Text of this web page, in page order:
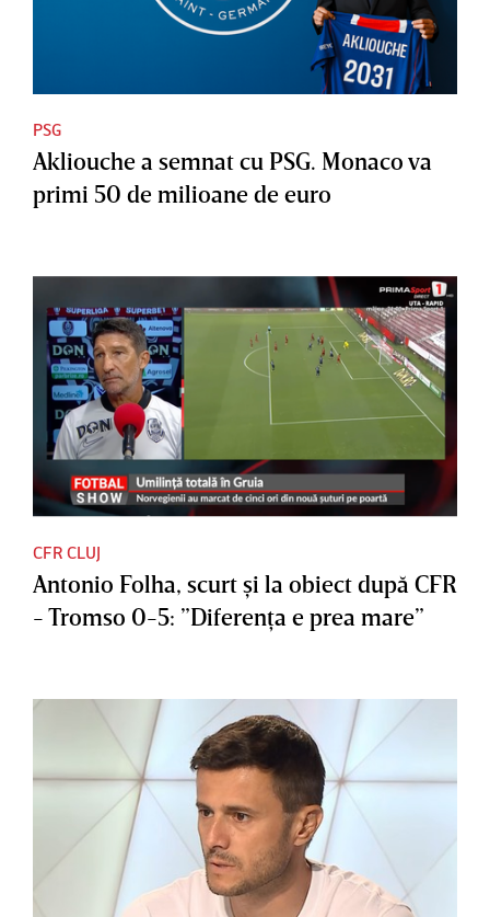
PSG
Akliouche a semnat cu PSG. Monaco va
primi 50 de milioane de euro
CFR CLUJ
Antonio Folha, scurt şi la obiect după CFR
- Tromso 0-5: ”Diferenţa e prea mare”